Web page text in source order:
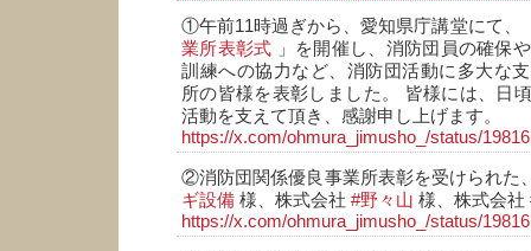
①午前11時過ぎから、愛知県庁講堂にて、
業所表彰式 」を開催し、消防団員の確保
訓練への協力など、消防団活動に多大な
所の皆様を表彰しました。 皆様には、日
活動を支えて頂き、感謝申し上げます。
https://x.com/ohmura_jimusho_/status/
②消防団関係優良事業所表彰を受けられた
ギ設備 様、株式会社 #野々山 様、株式会社
https://x.com/ohmura_jimusho_/status/